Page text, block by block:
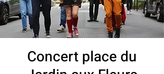
Concert place du